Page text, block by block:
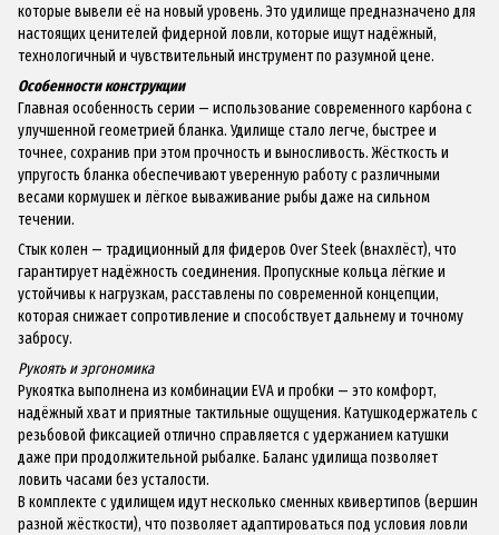
которые вывели её на новый уровень. Это удилище предназначено для
настоящих ценителей фидерной ловли, которые ищут надёжный,
технологичный и чувствительный инструмент по разумной цене.
Особенности конструкции
Главная особенность серии — использование современного карбона с
улучшенной геометрией бланка. Удилище стало легче, быстрее и
точнее, сохранив при этом прочность и выносливость. Жёсткость и
упругость бланка обеспечивают уверенную работу с различными
весами кормушек и лёгкое вываживание рыбы даже на сильном
течении.
Стык колен — традиционный для фидеров Over Steek (внахлёст), что
гарантирует надёжность соединения. Пропускные кольца лёгкие и
устойчивы к нагрузкам, расставлены по современной концепции,
которая снижает сопротивление и способствует дальнему и точному
забросу.
Рукоять и эргономика
Рукоятка выполнена из комбинации EVA и пробки — это комфорт,
надёжный хват и приятные тактильные ощущения. Катушкодержатель с
резьбовой фиксацией отлично справляется с удержанием катушки
даже при продолжительной рыбалке. Баланс удилища позволяет
ловить часами без усталости.
В комплекте с удилищем идут несколько сменных квивертипов (вершин
разной жёсткости), что позволяет адаптироваться под условия ловли